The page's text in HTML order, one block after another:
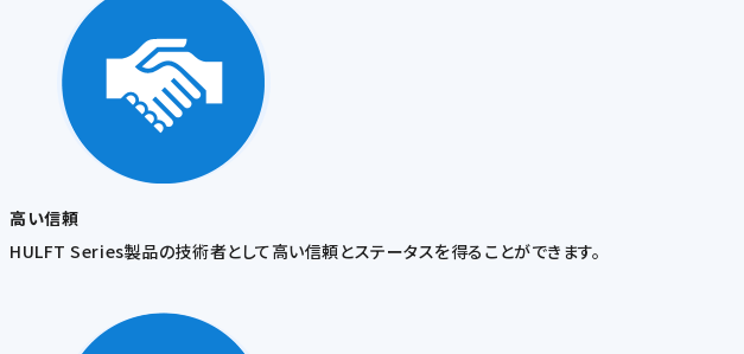
高い信頼
HULFT Series製品の技術者として高い信頼とステータスを得ることができます。